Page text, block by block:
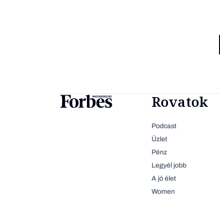
Rovatok
Podcast
Üzlet
Pénz
Legyél jobb
A jó élet
Women